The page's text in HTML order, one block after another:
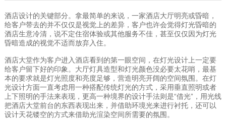
酒店设计的关键部分。拿最简单的来说，一家酒店大厅明亮或昏暗，
给客户带去的并不仅仅是视觉上的差异，客户也许会觉得灯光昏暗的
酒店生意冷清，说不定住宿体验或其他服务不佳，甚至仅仅因为灯光
昏暗造成的视觉不适而放弃入住。
酒店大堂作为客户进入酒店看到的第一眼空间，在灯光设计上一定要
给客户留下好的印象。大厅灯具造型和灯光颜色没必要太花哨，最基
本的要求就是灯光照度和亮度足够，营造明亮开阔的空间氛围。在灯
光设计方面一直考虑用一种搭配传统灯光的方式，采用垂直照明或者
上下照明的手法来表现，更高一种境界的设计手法则是“借光”，用光线
把酒店大堂前台的东西表现出来，并借助环境光来进行衬托，还可以
设计天花镂空的方式来借助光渲染空间所需要的氛围。